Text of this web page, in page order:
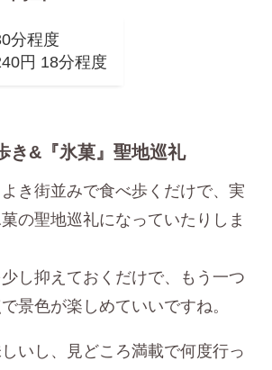
分程度
円 18分程度
き&『氷菓』聖地巡礼
き街並みで食べ歩くだけで、実
の聖地巡礼になっていたりしま
し抑えておくだけで、もう一つ
景色が楽しめていいですね。
いし、見どころ満載で何度行っ